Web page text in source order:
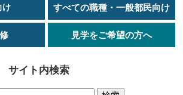
け すべての職種・一般都民向け
見学をご希望の方へ
サイト内検索